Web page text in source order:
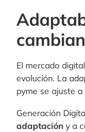
El mercado
evolución. La
pyme se ajuste
Generación
adaptacióny a